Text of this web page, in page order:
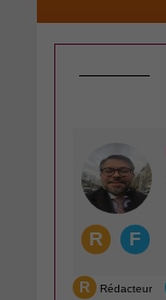
R F
R Rédacteur